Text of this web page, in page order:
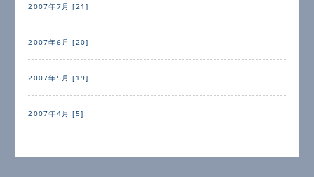
2007年7月 [21]
2007年6月 [20]
2007年5月 [19]
2007年4月 [5]